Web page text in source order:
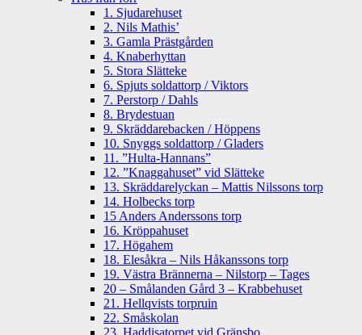
1. Sjudarehuset
2. Nils Mathis’
3. Gamla Prästgården
4. Knaberhyttan
5. Stora Slätteke
6. Spjuts soldattorp / Viktors
7. Perstorp / Dahls
8. Brydestuan
9. Skräddarebacken / Höppens
10. Snyggs soldattorp / Gladers
11. ”Hulta-Hannans”
12. ”Knaggahuset” vid Slätteke
13. Skräddarelyckan – Mattis Nilssons torp
14. Holbecks torp
15 Anders Anderssons torp
16. Kröppahuset
17. Högahem
18. Elesåkra – Nils Håkanssons torp
19. Västra Brännerna – Nilstorp – Tages
20 – Smålanden Gård 3 – Krabbehuset
21. Hellqvists torpruin
22. Småskolan